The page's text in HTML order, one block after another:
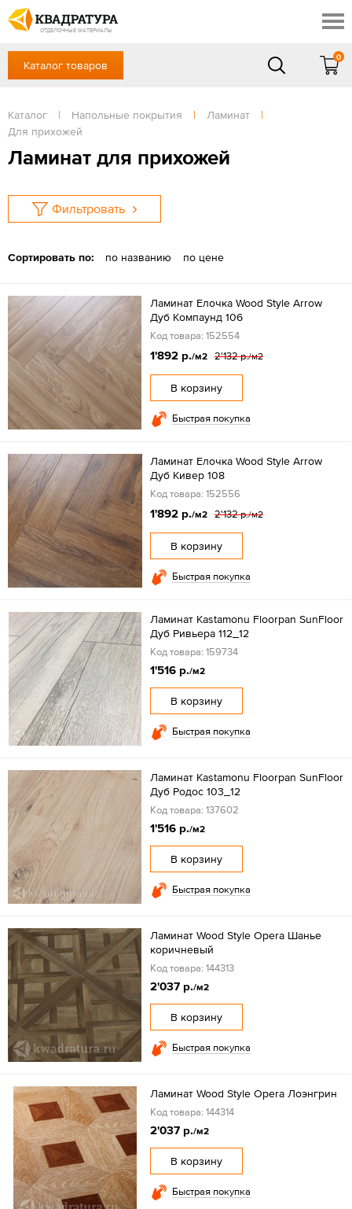
ОТДЕЛОЧНЫЕ МАТЕРИАЛЫ
Скидки
Контакты
Доставка и оплата
Готовые решения
Отзывы
+7 (863) 303-36-23
Сб, Вс — выходной
ЗАКАЗАТЬ ЗВОНОК
Вход / Регистрация
Каталог товаров
0
Каталог | Напольные покрытия | Ламинат
|
Для прихожей
Ламинат для прихожей
Фильтровать
Сортировать по: по названию по цене
Ламинат Елочка Wood Style Arrow
Дуб Компаунд 106
Код товара: 152554
1'892 р./м2 2'132 р./м2
В корзину
Быстрая покупка
Ламинат Елочка Wood Style Arrow
Дуб Кивер 108
Код товара: 152556
1'892 р./м2 2'132 р./м2
В корзину
Быстрая покупка
Ламинат Kastamonu Floorpan SunFloor
Дуб Ривьера 112_12
Код товара: 159734
1'516 р./м2
В корзину
Быстрая покупка
Ламинат Kastamonu Floorpan SunFloor
Дуб Родос 103_12
Код товара: 137602
1'516 р./м2
В корзину
Быстрая покупка
Ламинат Wood Style Opera Шанье
коричневый
Код товара: 144313
2'037 р./м2
В корзину
Быстрая покупка
Ламинат Wood Style Opera Лоэнгрин
Код товара: 144314
2'037 р./м2
В корзину
Быстрая покупка